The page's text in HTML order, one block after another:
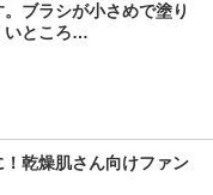
ブラシが小さめで塗り
いところ…
乾燥肌さん向けファン